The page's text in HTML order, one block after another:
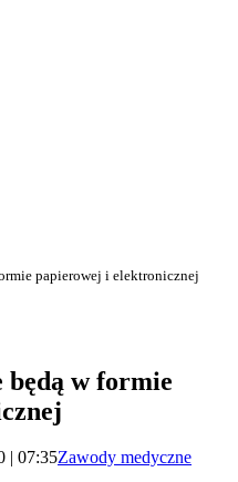
papierowej i elektronicznej
w formie
| 07:35Zawody medyczne